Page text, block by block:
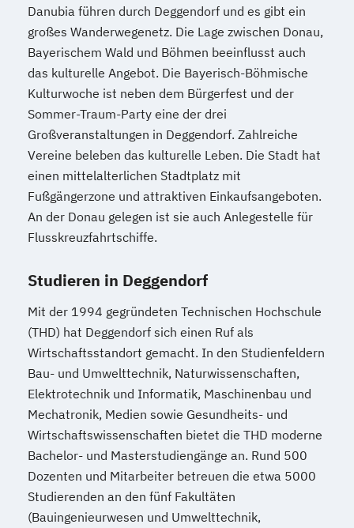
Danubia führen durch Deggendorf und es gibt ein
großes Wanderwegenetz. Die Lage zwischen Donau,
Bayerischem Wald und Böhmen beeinflusst auch
das kulturelle Angebot. Die Bayerisch-Böhmische
Kulturwoche ist neben dem Bürgerfest und der
Sommer-Traum-Party eine der drei
Großveranstaltungen in Deggendorf. Zahlreiche
Vereine beleben das kulturelle Leben. Die Stadt hat
einen mittelalterlichen Stadtplatz mit
Fußgängerzone und attraktiven Einkaufsangeboten.
An der Donau gelegen ist sie auch Anlegestelle für
Flusskreuzfahrtschiffe.
Studieren in Deggendorf
Mit der 1994 gegründeten Technischen Hochschule
(THD) hat Deggendorf sich einen Ruf als
Wirtschaftsstandort gemacht. In den Studienfeldern
Bau- und Umwelttechnik, Naturwissenschaften,
Elektrotechnik und Informatik, Maschinenbau und
Mechatronik, Medien sowie Gesundheits- und
Wirtschaftswissenschaften bietet die THD moderne
Bachelor- und Masterstudiengänge an. Rund 500
Dozenten und Mitarbeiter betreuen die etwa 5000
Studierenden an den fünf Fakultäten
(Bauingenieurwesen und Umwelttechnik,